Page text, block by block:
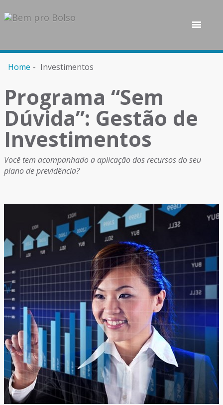
Home Investimentos
Programa “Sem
Dúvida”: Gestão de
Investimentos
Você tem acompanhado a aplicação dos recursos do seu
plano de previdência?